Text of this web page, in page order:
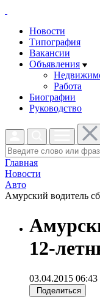
Новости
Типография
Вакансии
Объявления
Работа
Биографии
Руководство
Главная
Новости
Авто
Амурский водитель
12-
03.04.2015 06:43
Поделиться